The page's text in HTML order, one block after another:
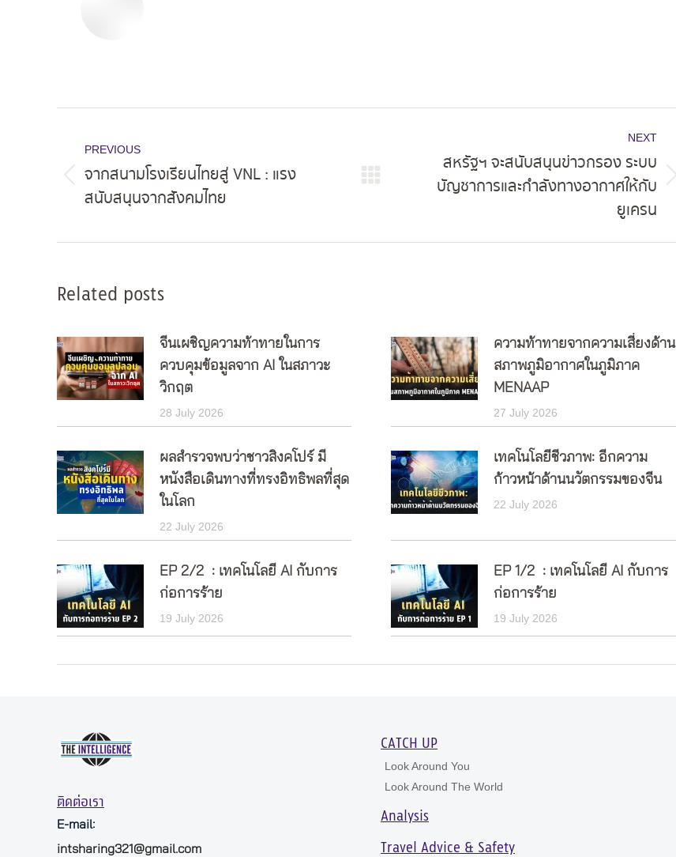
navigation
PREVIOUS
post:
จากสนามโรงเรียนไทยสู่ VNL : แรง
สนับสนุนจากสังคมไทย
NEXT
สหรัฐฯ จะสนับสนุนข่าวกรอง ระบบ
บัญชาการและกำลังทางอากาศให้กับ
ยูเครน
Related posts
จีนเผชิญความท้าทายในการ
ควบคุมข้อมูลจาก AI ในสภาวะ
วิกฤต
28 July 2026
ความท้าทายจากความเสี่ยงด้าน
สภาพภูมิอากาศในภูมิภาค
MENAAP
27 July 2026
ผลสำรวจพบว่าชาวสิงคโปร์ มี
หนังสือเดินทางที่ทรงอิทธิพลที่สุด
ในโลก
22 July 2026
เทคโนโลยีชีวภาพ: อีกความ
ก้าวหน้าด้านนวัตกรรมของจีน
22 July 2026
EP 2/2 : เทคโนโลยี AI กับการ
ก่อการร้าย
19 July 2026
EP 1/2 : เทคโนโลยี AI กับการ
ก่อการร้าย
19 July 2026
ติดต่อเรา
E-mail:
intsharing321@gmail.com
CATCH UP
Look Around You
Look Around The World
Analysis
Travel Advice & Safety